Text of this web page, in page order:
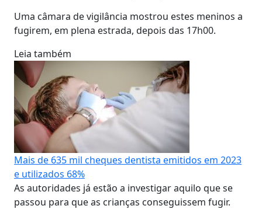
Uma câmara de vigilância mostrou estes meninos a
fugirem, em plena estrada, depois das 17h00.
Leia também
Mais de 635 mil cheques dentista emitidos em 2023
e utilizados 68%
As autoridades já estão a investigar aquilo que se
passou para que as crianças conseguissem fugir.